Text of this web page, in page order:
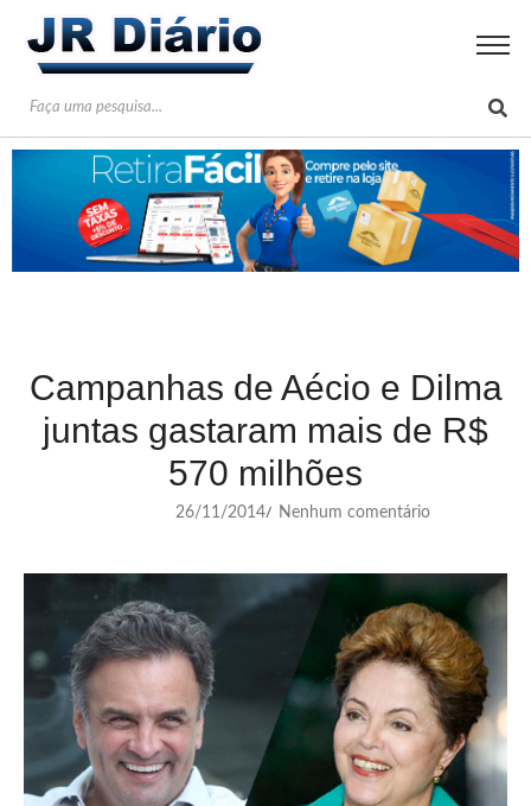
Campanhas de Aécio e Dilma
juntas gastaram mais de R$
570 milhões
26/11/2014/ Nenhum comentário